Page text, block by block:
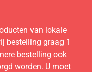
van lokale
bestelling graag 1
bestelling ook
worden. U moet